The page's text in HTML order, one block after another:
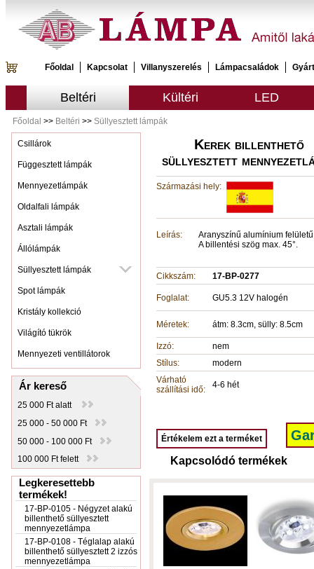
Főoldal Kapcsolat Villanyszerelés Lámpacsaládok
Beltéri Kültéri LED
Főoldal >> Beltéri >> Süllyesztett lámpák
Csillárok
Függesztett lámpák
Mennyezetlámpák
Oldalfali lámpák
Asztali lámpák
Állólámpák
Süllyesztett lámpák
Spot lámpák
Kristály kollekció
Világító tükrök
Mennyezeti ventillátorok
Ár kereső
25 000 Ft alatt
25 000 - 50 000 Ft
50 000 - 100 000 Ft
100 000 Ft felett
Legkeresettebb
termékek!
17-BP-0105 - Négyzet alakú
billenthető süllyesztett
mennyezetlámpa
17-BP-0108 - Téglalap alakú
billenthető süllyesztett 2 izzós
mennyezetlámpa
Kerek billenthető
süllyesztett
Származási hely:
Leírás:
Aranyszínű alumínium
A billentési szög max. 45°.
Cikkszám: 17-BP-0277
Foglalat: GU5.3 12V halogén
Méretek: átm: 8.3cm, sülly: 8.5cm
Izzó:
nem
Stílus:
modern
Várható
szállítási idő:
4-6 hét
Értékelem ezt a terméket
Kapcsolódó termékek